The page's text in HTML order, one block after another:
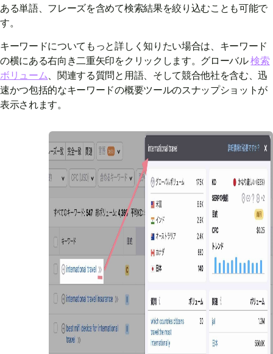
ある単語、フレーズを含めて検索結果を絞り込むことも可能で
す。
キーワードについてもっと詳しく知りたい場合は、キーワード
の横にある右向き二重矢印をクリックします。グローバル検索
ボリューム 、関連する質問と用語、そして競合他社を含む、迅
速かつ包括的なキーワードの概要ツールのスナップショットが
表示されます。